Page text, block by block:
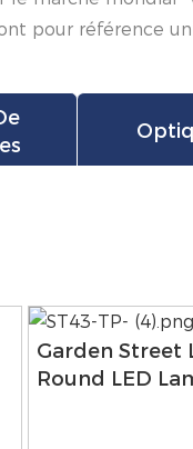
pour référence
Garden Street
Round LED